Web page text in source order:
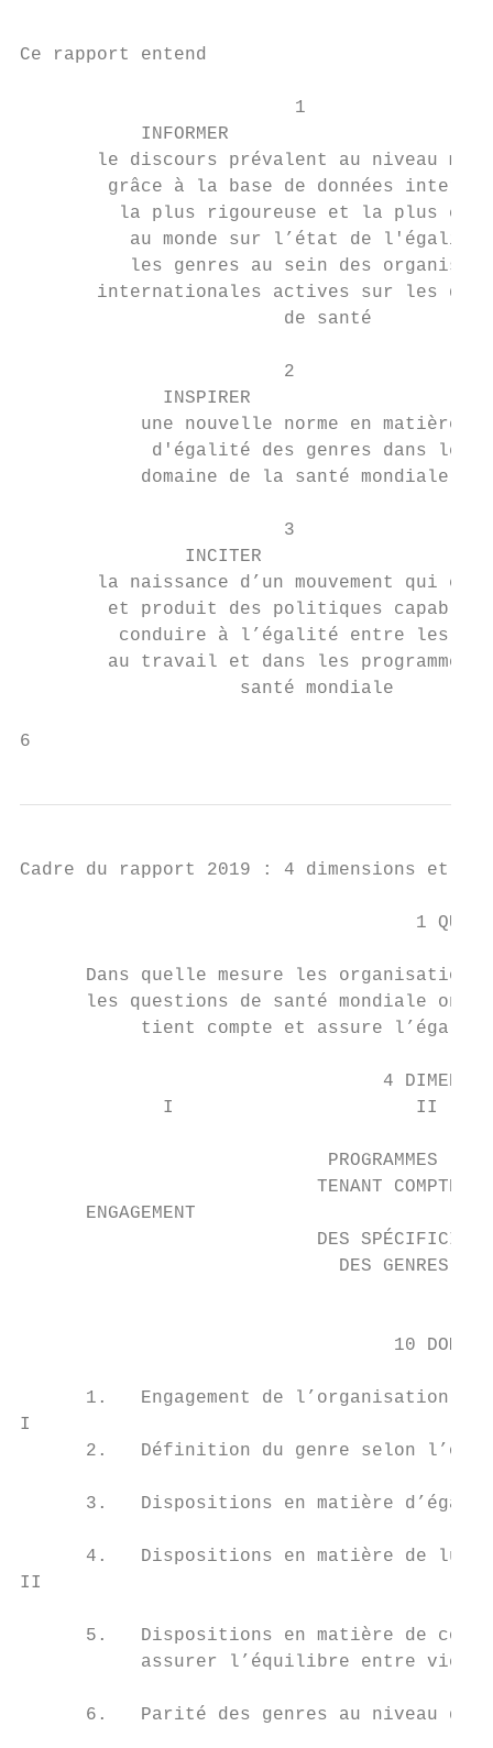
Ce rapport entend
                         1
           INFORMER
le discours prévalent au niveau
grâce à la base de données
la plus rigoureuse et la plus
au monde sur l’état de l'égalité
les genres au sein des
internationales actives sur les
                        de santé
                        2
             INSPIRER
           une nouvelle norme en matière
            d'égalité des genres dans le
           domaine de la santé mondiale
                        3
               INCITER
la naissance d’un mouvement qui
et produit des politiques capables
conduire à l’égalité entre les
au travail et dans les programmes
                    santé mondiale
6
Cadre du rapport 2019 : 4 dimensions et 10
1
Dans quelle mesure les organisations
les questions de santé mondiale ont-
tient compte et assure
4
I                      II
PROGRAMMES
TENANT COMPTE
ENGAGEMENT
DES
DES GENRES
10
1.   Engagement de l’organisation
I
2.   Définition du genre selon
3.   Dispositions en matière
4.   Dispositions en matière de
II
5.   Dispositions en matière de
assurer l’équilibre entre vie
6.   Parité des genres au niveau de